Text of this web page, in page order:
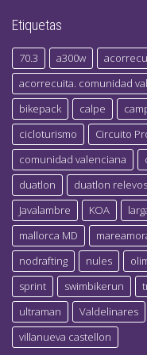
Etiquetas
70.3 a300w
acorrecuita. comunidad
bikepack
calpe
cicloturismo
Circuito
comunidad valenciana
duatlon
duatlon relevos
Javalambre
KOA
mallorca MD
nodrafting
nules
sprint
swimbikerun
ultraman
Valdelinares
villanueva castellon